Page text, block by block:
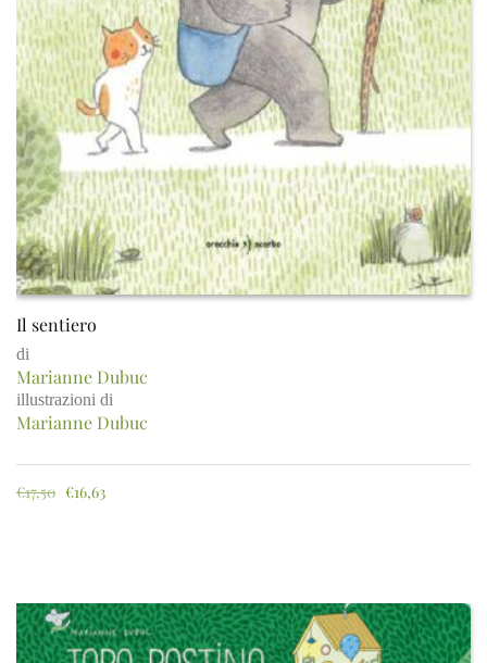
Il sentiero
di
Marianne Dubuc
illustrazioni di
Marianne Dubuc
€17,50 €16,63